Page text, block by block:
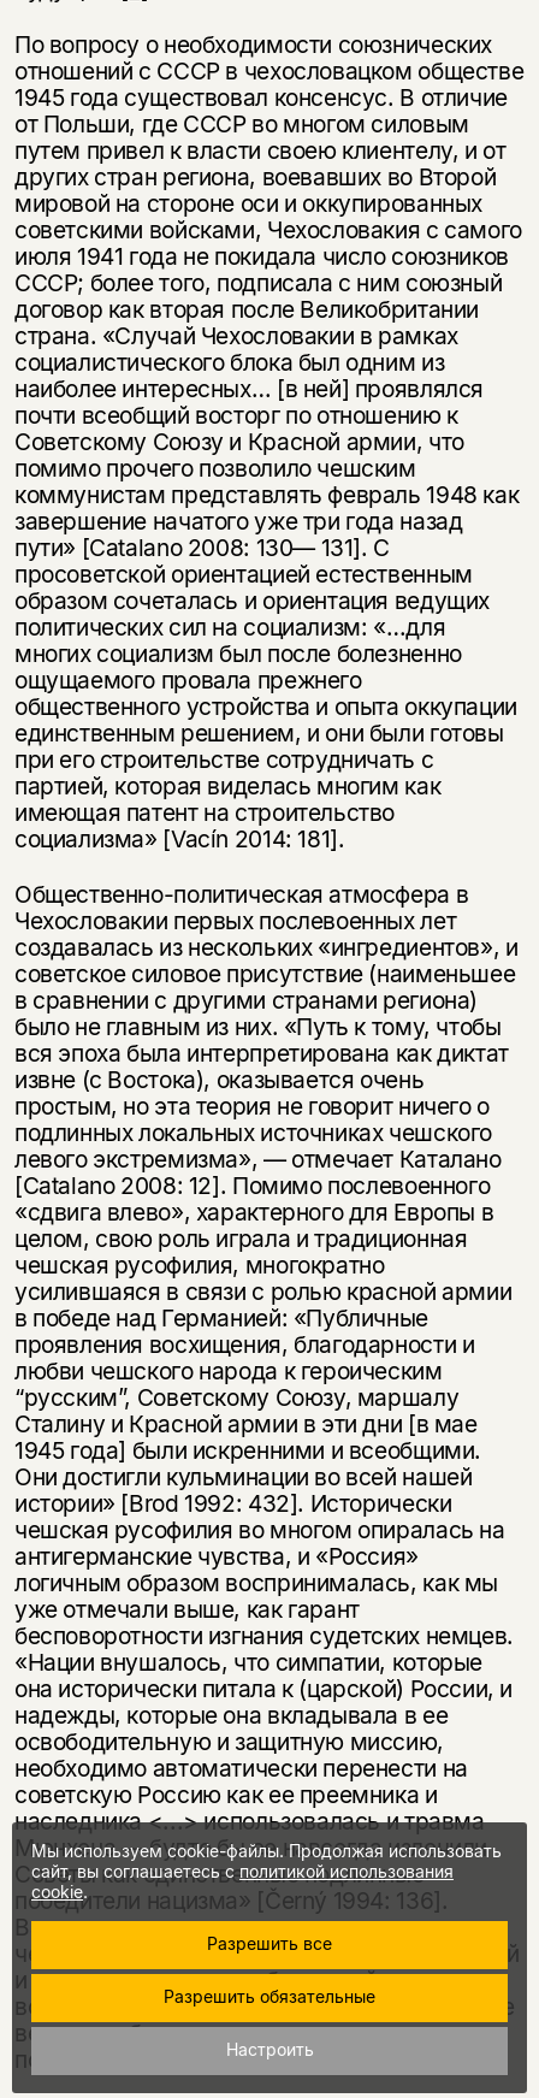
По вопросу о необходимости союзнических
отношений с СССР в чехословацком обществе
1945 года существовал консенсус. В отличие
от Польши, где СССР во многом силовым
путем привел к власти своею клиентелу, и от
других стран региона, воевавших во Второй
мировой на стороне оси и оккупированных
советскими войсками, Чехословакия с самого
июля 1941 года не покидала число союзников
СССР; более того, подписала с ним союзный
договор как вторая после Великобритании
страна. «Случай Чехословакии в рамках
социалистического блока был одним из
наиболее интересных… [в ней] проявлялся
почти всеобщий восторг по отношению к
Советскому Союзу и Красной армии, что
помимо прочего позволило чешским
коммунистам представлять февраль 1948 как
завершение начатого уже три года назад
пути» [Catalano 2008: 130— 131]. С
просоветской ориентацией естественным
образом сочеталась и ориентация ведущих
политических сил на социализм: «…для
многих социализм был после болезненно
ощущаемого провала прежнего
общественного устройства и опыта оккупации
единственным решением, и они были готовы
при его строительстве сотрудничать с
партией, которая виделась многим как
имеющая патент на строительство
социализма» [Vacín 2014: 181].
Общественно-политическая атмосфера в
Чехословакии первых послевоенных лет
создавалась из нескольких «ингредиентов», и
советское силовое присутствие (наименьшее
в сравнении с другими странами региона)
было не главным из них. «Путь к тому, чтобы
вся эпоха была интерпретирована как диктат
извне (с Востока), оказывается очень
простым, но эта теория не говорит ничего о
подлинных локальных источниках чешского
левого экстремизма», — отмечает Каталано
[Catalano 2008: 12]. Помимо послевоенного
«сдвига влево», характерного для Европы в
целом, свою роль играла и традиционная
чешская русофилия, многократно
усилившаяся в связи с ролью красной армии
в победе над Германией: «Публичные
проявления восхищения, благодарности и
любви чешского народа к героическим
“русским”, Советскому Союзу, маршалу
Сталину и Красной армии в эти дни [в мае
1945 года] были искренними и всеобщими.
Они достигли кульминации во всей нашей
истории» [Brod 1992: 432]. Исторически
чешская русофилия во многом опиралась на
антигерманские чувства, и «Россия»
логичным образом воспринималась, как мы
уже отмечали выше, как гарант
бесповоротности изгнания судетских немцев.
«Нации внушалось, что симпатии, которые
она исторически питала к (царской) России, и
надежды, которые она вкладывала в ее
освободительную и защитную миссию,
необходимо автоматически перенести на
советскую Россию как ее преемника и
наследника <...> использовалась и травма
Мюнхена — будто бы ее навсегда излечили
Советы как единственные подлинные
победители нацизма» [Černý 1994: 136].
Вацлав черны указывает прежде всего на
чехословацких коммунистов как на носителей
и пропагандистов подобных идей, однако их,
во всяком случае официально, разделяли все
ведущие общественно-политические силы
послевоенной Чехословакии.
Мы используем cookie-файлы. Продолжая использовать
сайт, вы соглашаетесь сполитикой использования
cookie.
Разрешить все
Разрешить обязательные
Настроить